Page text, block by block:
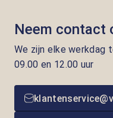
Neem contact
We zijn elke werkdag
09.00 en 12.00 uur